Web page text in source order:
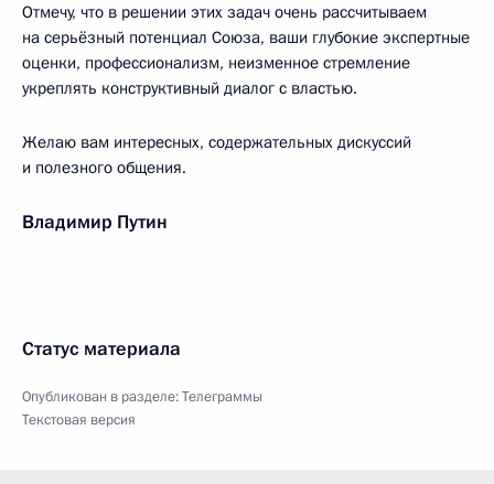
Отмечу, что в решении этих задач очень рассчитываем
на серьёзный потенциал Союза, ваши глубокие экспертные
оценки, профессионализм, неизменное стремление
укреплять конструктивный диалог с властью.
Желаю вам интересных, содержательных дискуссий
и полезного общения.
Владимир Путин
Статус материала
Опубликован в разделе:Телеграммы
Текстовая версия